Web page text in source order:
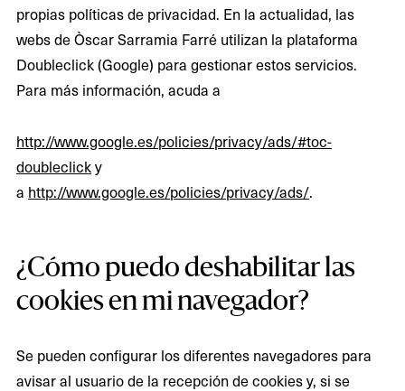
propias políticas de privacidad. En la actualidad, las
webs de Òscar Sarramia Farré utilizan la plataforma
Doubleclick (Google) para gestionar estos servicios.
Para más información, acuda a
http://www.google.es/policies/privacy/ads/#toc-
doubleclicky
a http://www.google.es/policies/privacy/ads/.
¿Cómo puedo deshabilitar las
cookies en mi navegador?
Se pueden configurar los diferentes navegadores para
avisar al usuario de la recepción de cookies y, si se